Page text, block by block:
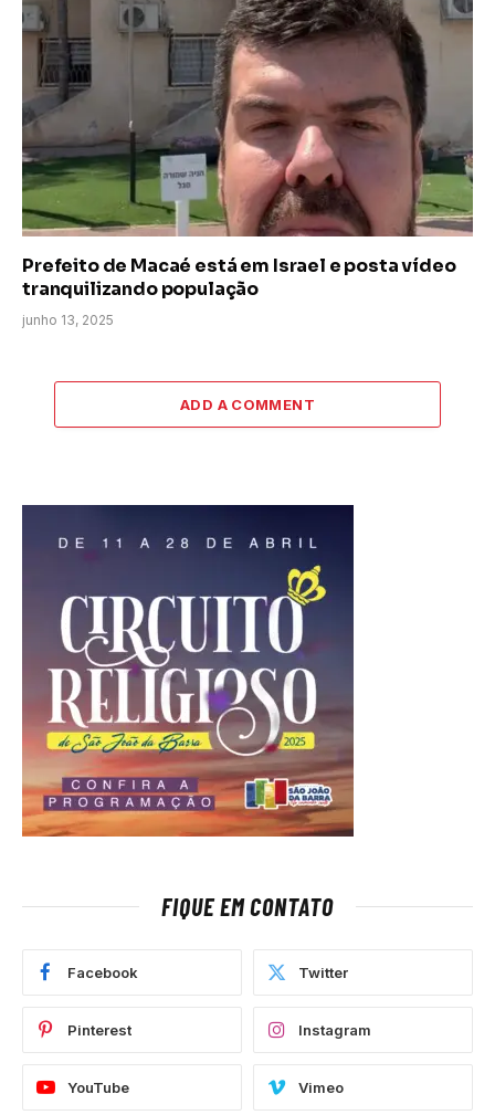
Prefeito de Macaé está em Israel e posta vídeo
tranquilizando população
junho 13, 2025
ADD A COMMENT
FIQUE EM CONTATO
Facebook Twitter
Pinterest Instagram
YouTube Vimeo